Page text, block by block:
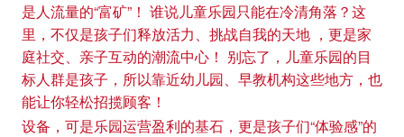
是人流量的“富矿”！ 谁说儿童乐园只能在冷清角落？这
里，不仅是孩子们释放活力、挑战自我的天地 ，更是家
庭社交、亲子互动的潮流中心！ 别忘了，儿童乐园的目
标人群是孩子，所以靠近幼儿园、早教机构这些地方，也
能让你轻松招揽顾客！
设备，可是乐园运营盈利的基石，更是孩子们“体验感”的